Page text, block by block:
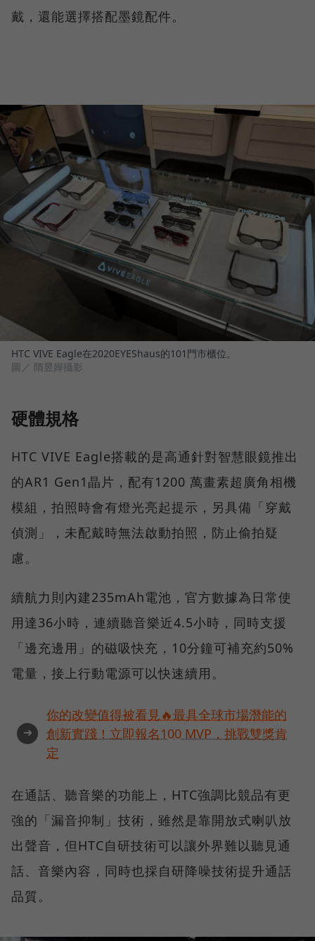
戴，還能選擇搭配墨鏡配件。
HTC VIVE Eagle在2020EYEShaus的101門市櫃位。
圖／ 隋昱嬋攝影
硬體規格
HTC VIVE Eagle搭載的是高通針對智慧眼鏡推出
的AR1 Gen1晶片，配有1200 萬畫素超廣角相機
模組，拍照時會有燈光亮起提示，另具備「穿戴
偵測」，未配戴時無法啟動拍照，防止偷拍疑
慮。
續航力則內建235mAh電池，官方數據為日常使
用達36小時，連續聽音樂近4.5小時，同時支援
「邊充邊用」的磁吸快充，10分鐘可補充約50%
電量，接上行動電源可以快速續用。
➜
你的改變值得被看見🔥最具全球市場潛能的
創新實踐！立即報名100 MVP，挑戰雙獎肯
定
在通話、聽音樂的功能上，HTC強調比競品有更
強的「漏音抑制」技術，雖然是靠開放式喇叭放
出聲音，但HTC自研技術可以讓外界難以聽見通
話、音樂內容，同時也採自研降噪技術提升通話
品質。